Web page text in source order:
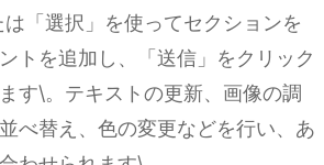
「選択」を使ってセクションを
トを追加し、「送信」をクリック
す\。テキストの更新、画像の調
べ替え、色の変更などを行い、あ